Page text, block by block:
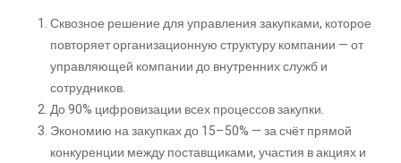
Сквозное решение для управления закупками, которое
повторяет организационную структуру компании — от
управляющей компании до внутренних служб и
сотрудников.
До 90% цифровизации всех процессов закупки.
Экономию на закупках до 15–50% — за счёт прямой
конкуренции между поставщиками, участия в акциях и